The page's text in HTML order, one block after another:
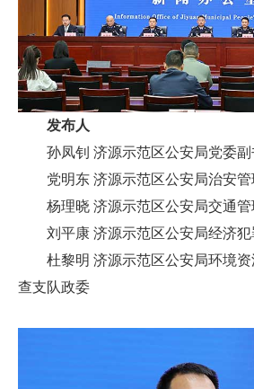
发布人
孙凤钊 济源示范区公安局党委
党明东 济源示范区公安局治安
杨理晓 济源示范区公安局交通
刘平康 济源示范区公安局经济
杜黎明 济源示范区公安局环境
查支队政委